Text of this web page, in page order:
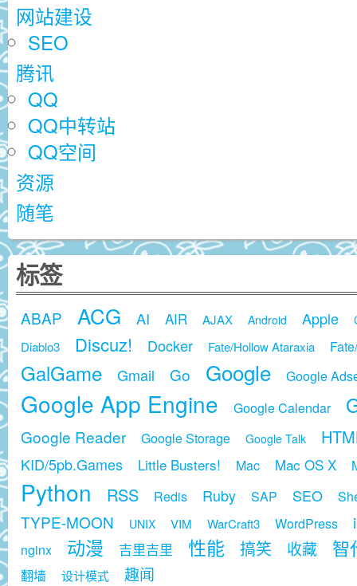
网站建设
SEO
腾讯
QQ
QQ中转站
QQ空间
资源
随笔
标签
ABAP ACG AI AIR AJAX Android Apple
Diablo3 Discuz! Docker Fate/Hollow Ataraxia
GalGame Gmail Go Google Google
Google App Engine Google Calendar
Google Reader Google Storage Google Talk
KID/5pb.Games Little Busters! Mac Mac OS X
Python RSS Redis Ruby SAP SEO
TYPE-MOON UNIX VIM WarCraft3 WordPress
nginx 动漫 吉里吉里 性能 搞笑 收藏 智
翻墙 设计模式 趣闻